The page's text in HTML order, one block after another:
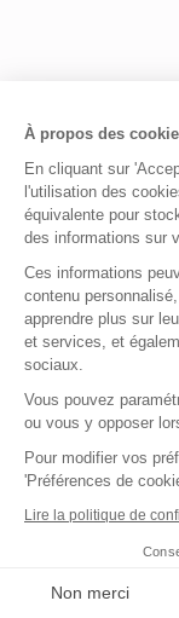
À propos des
En cliquant sur
l'utilisation des
équivalente pour
des informations sur
Ces informations
contenu
apprendre plus sur
et services, et
sociaux.
Vous pouvez
ou vous y opposer
Pour modifier vos
'Préférences de
Lire la politique de
Non merci